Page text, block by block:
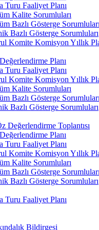
Turu Faaliyet Planı
Kalite Sorumluları
Bazlı Gösterge Sorumluları
Bazlı Gösterge Sorumluları
Komite Komisyon Yıllık
Planı
Turu Faaliyet Planı
Komite Komisyon Yıllık
Kalite Sorumluları
Bazlı Gösterge Sorumluları
Bazlı Gösterge Sorumluları
Değerlendirme Toplantısı
Planı
Turu Faaliyet Planı
Komite Komisyon Yıllık
Kalite Sorumluları
Bazlı Gösterge Sorumluları
Bazlı Gösterge Sorumluları
Turu Faaliyet Planı
Bildirgesi